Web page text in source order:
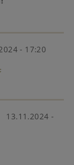
- 17:20
13.11.2024 -